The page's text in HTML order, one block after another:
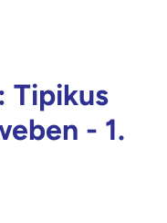
Tipikus
- 1.